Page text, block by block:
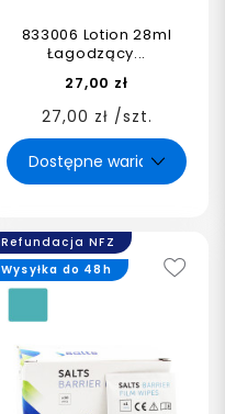
833006 Lotion 28ml
Łagodzący...
27,00 zł
27,00 zł /szt.
Refundacja NFZ
Wysyłka do 48h